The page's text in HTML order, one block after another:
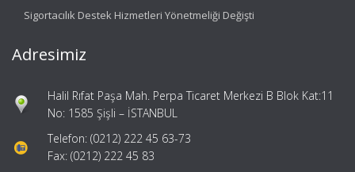
Sigortacılık Destek Hizmetleri Yönetmeliği Değişti
Adresimiz
Halil Rıfat Paşa Mah. Perpa Ticaret Merkezi B Blok Kat:11
No: 1585 Şişli – İSTANBUL
Telefon: (0212) 222 45 63-73
Fax: (0212) 222 45 83